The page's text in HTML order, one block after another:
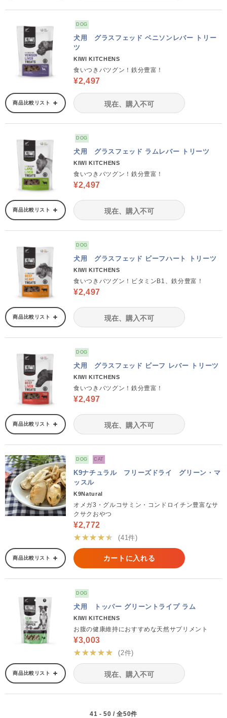
DOG
犬用 グラスフェッド ベニソンレバー トリー
ツ
KIWI KITCHENS
食いつきバツグン！鉄分豊富！
¥2,497
商品比較リスト 現在、購入不可
DOG
犬用 グラスフェッド ラムレバー トリーツ
KIWI KITCHENS
食いつきバツグン！鉄分豊富！
¥2,497
商品比較リスト 現在、購入不可
DOG
犬用 グラスフェッド ビーフハート トリーツ
KIWI KITCHENS
食いつきバツグン！ビタミンB1、鉄分豊富！
¥2,497
商品比較リスト 現在、購入不可
DOG
犬用 グラスフェッド ビーフ レバー トリーツ
KIWI KITCHENS
食いつきバツグン！鉄分豊富！
¥2,497
商品比較リスト 現在、購入不可
DOG CAT
K9ナチュラル フリーズドライ グリーン・マ
ッスル
K9Natural
オメガ3・グルコサミン・コンドロイチン豊富なサ
クサクおやつ
¥2,772
★★★★★
(41件)
商品比較リスト カートに入れる
DOG
犬用 トッパー グリーントライプ ラム
KIWI KITCHENS
お腹の健康維持におすすめな天然サプリメント
¥3,003
★★★★★
(2件)
商品比較リスト 現在、購入不可
41 - 50 / 全50件